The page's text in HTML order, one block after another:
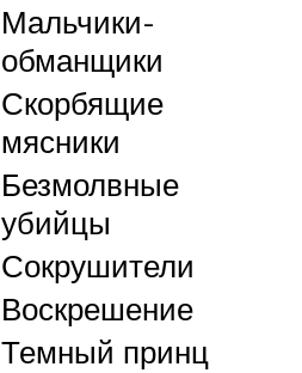
Мальчики-
обманщики
Скорбящие
мясники
Безмолвные
убийцы
Сокрушители
Воскрешение
Темный принц